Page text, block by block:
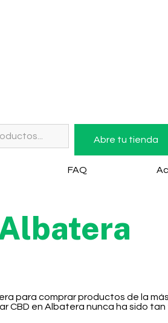
Abre tu tienda
FAQ
para comprar productos de la
CBD en Albatera nunca ha sido tan